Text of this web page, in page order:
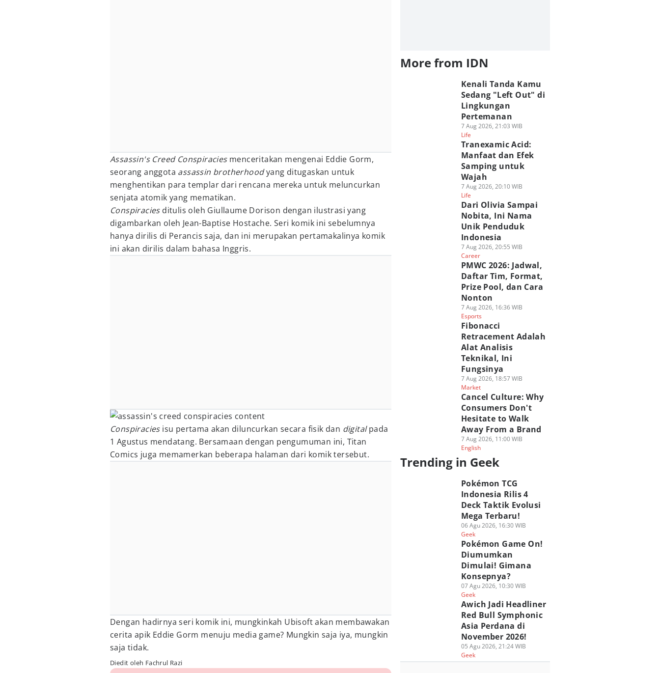
Assassin's Creed Conspiraciesmenceritakan mengenai Eddie Gorm,
seorang anggota assassin brotherhoodyang ditugaskan untuk
menghentikan para templar dari rencana mereka untuk meluncurkan
senjata atomik yang mematikan.
Conspiraciesditulis oleh Giullaume Dorison dengan ilustrasi yang
digambarkan oleh Jean-Baptise Hostache. Seri komik ini sebelumnya
hanya dirilis di Perancis saja, dan ini merupakan pertamakalinya komik
ini akan dirilis dalam bahasa Inggris.
Conspiraciesisu pertama akan diluncurkan secara fisik dan digitalpada
1 Agustus mendatang. Bersamaan dengan pengumuman ini, Titan
Comics juga memamerkan beberapa halaman dari komik tersebut.
Dengan hadirnya seri komik ini, mungkinkah Ubisoft akan membawakan
cerita apik Eddie Gorm menuju media game? Mungkin saja iya, mungkin
saja tidak.
Diedit oleh Fachrul Razi
More from IDN
Kenali Tanda Kamu
Sedang "Left Out" di
Lingkungan
Pertemanan
7 Aug 2026, 21:03 WIB
Life
Tranexamic Acid:
Manfaat dan Efek
Samping untuk
Wajah
7 Aug 2026, 20:10 WIB
Life
Dari Olivia Sampai
Nobita, Ini Nama
Unik Penduduk
Indonesia
7 Aug 2026, 20:55 WIB
Career
PMWC 2026: Jadwal,
Daftar Tim, Format,
Prize Pool, dan Cara
Nonton
7 Aug 2026, 16:36 WIB
Esports
Fibonacci
Retracement Adalah
Alat Analisis
Teknikal, Ini
Fungsinya
7 Aug 2026, 18:57 WIB
Market
Cancel Culture: Why
Consumers Don't
Hesitate to Walk
Away From a Brand
7 Aug 2026, 11:00 WIB
English
Trending in Geek
Pokémon TCG
Indonesia Rilis 4
Deck Taktik Evolusi
Mega Terbaru!
06 Agu 2026, 16:30 WIB
Geek
Pokémon Game On!
Diumumkan
Dimulai! Gimana
Konsepnya?
07 Agu 2026, 10:30 WIB
Geek
Awich Jadi Headliner
Red Bull Symphonic
Asia Perdana di
November 2026!
05 Agu 2026, 21:24 WIB
Geek